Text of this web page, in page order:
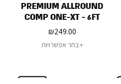
PREMIUM ALLROUND
COMP ONE-XT - 6FT
Leash
₪249.00
בחר אפשרויות